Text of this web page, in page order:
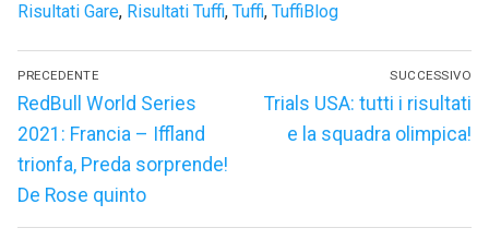
Risultati Gare, Risultati Tuffi, Tuffi, TuffiBlog
Navigazione
articoli
PRECEDENTE
Articolo
precedente:
RedBull World Series
2021: Francia – Iffland
trionfa, Preda sorprende!
De Rose quinto
SUCCESSIVO
Articolo
successivo:
Trials USA: tutti i risultati
e la squadra olimpica!